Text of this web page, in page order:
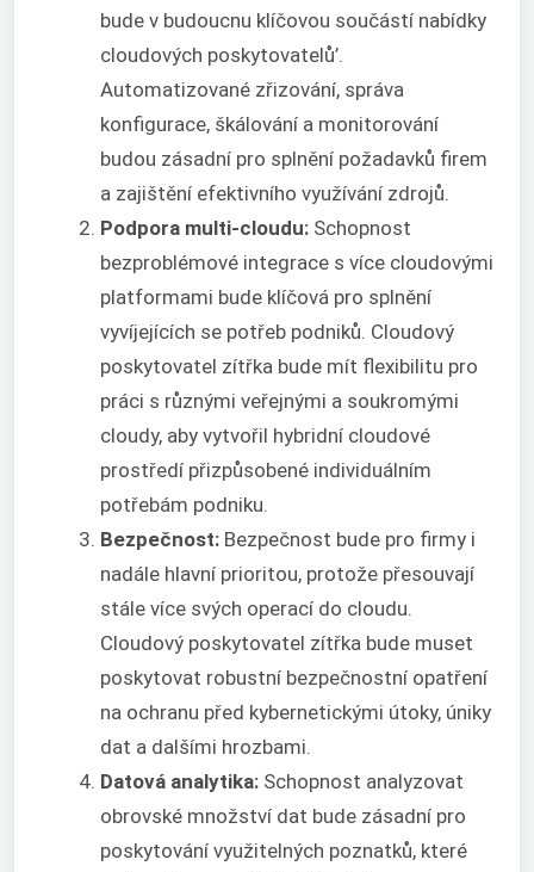
bude v budoucnu klíčovou součástí nabídky
cloudových poskytovatelů’.
Automatizované zřizování, správa
konfigurace, škálování a monitorování
budou zásadní pro splnění požadavků firem
a zajištění efektivního využívání zdrojů.
Podpora multi-cloudu: Schopnost
bezproblémové integrace s více cloudovými
platformami bude klíčová pro splnění
vyvíjejících se potřeb podniků. Cloudový
poskytovatel zítřka bude mít flexibilitu pro
práci s různými veřejnými a soukromými
cloudy, aby vytvořil hybridní cloudové
prostředí přizpůsobené individuálním
potřebám podniku.
Bezpečnost: Bezpečnost bude pro firmy i
nadále hlavní prioritou, protože přesouvají
stále více svých operací do cloudu.
Cloudový poskytovatel zítřka bude muset
poskytovat robustní bezpečnostní opatření
na ochranu před kybernetickými útoky, úniky
dat a dalšími hrozbami.
Datová analytika: Schopnost analyzovat
obrovské množství dat bude zásadní pro
poskytování využitelných poznatků, které